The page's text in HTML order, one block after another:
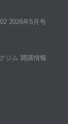
2026年5月号
ジム 開講情報